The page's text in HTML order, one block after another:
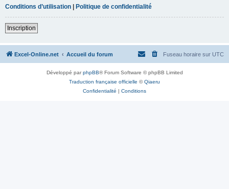
Conditions d’utilisation | Politique de confidentialité
Inscription
Excel-Online.net Accueil du forum Fuseau horaire sur UTC
Développé parphpBB® Forum Software © phpBB Limited
Traduction française officielle ©Qiaeru
Confidentialité | Conditions